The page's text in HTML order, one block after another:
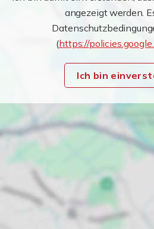
angezeigt werden.
(https://
Ich bin